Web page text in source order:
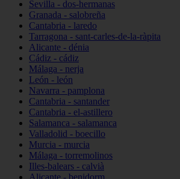
Sevilla - dos-hermanas
Granada - salobreña
Cantabria - laredo
Tarragona - sant-carles-de-la-ràpita
Alicante - dénia
Cádiz - cádiz
Málaga - nerja
León - león
Navarra - pamplona
Cantabria - santander
Cantabria - el-astillero
Salamanca - salamanca
Valladolid - boecillo
Murcia - murcia
Málaga - torremolinos
Illes-balears - calvià
Alicante - benidorm